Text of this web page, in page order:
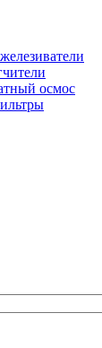
осмос